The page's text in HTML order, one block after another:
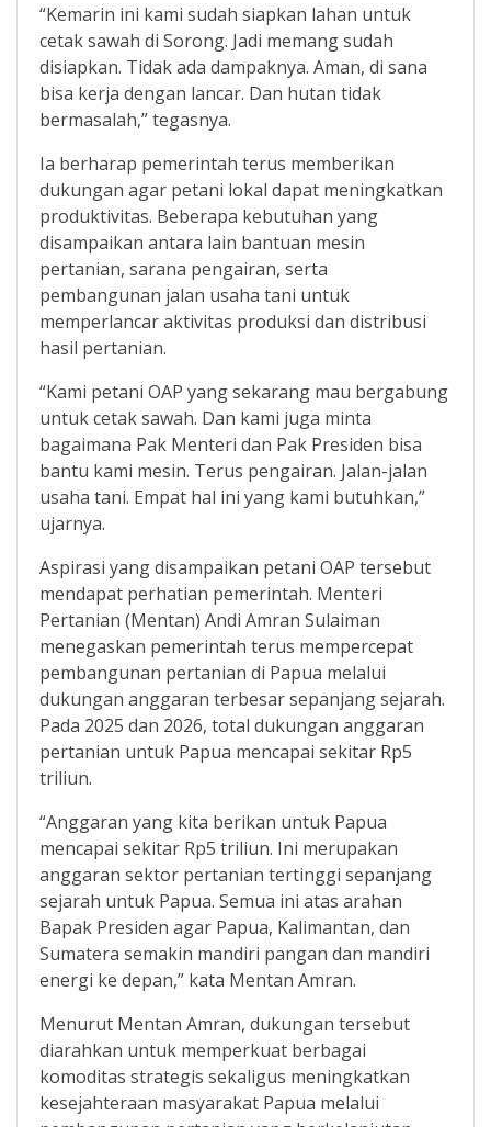
“Kemarin ini kami sudah siapkan lahan untuk
cetak sawah di Sorong. Jadi memang sudah
disiapkan. Tidak ada dampaknya. Aman, di sana
bisa kerja dengan lancar. Dan hutan tidak
bermasalah,” tegasnya.
Ia berharap pemerintah terus memberikan
dukungan agar petani lokal dapat meningkatkan
produktivitas. Beberapa kebutuhan yang
disampaikan antara lain bantuan mesin
pertanian, sarana pengairan, serta
pembangunan jalan usaha tani untuk
memperlancar aktivitas produksi dan distribusi
hasil pertanian.
“Kami petani OAP yang sekarang mau bergabung
untuk cetak sawah. Dan kami juga minta
bagaimana Pak Menteri dan Pak Presiden bisa
bantu kami mesin. Terus pengairan. Jalan-jalan
usaha tani. Empat hal ini yang kami butuhkan,”
ujarnya.
Aspirasi yang disampaikan petani OAP tersebut
mendapat perhatian pemerintah. Menteri
Pertanian (Mentan) Andi Amran Sulaiman
menegaskan pemerintah terus mempercepat
pembangunan pertanian di Papua melalui
dukungan anggaran terbesar sepanjang sejarah.
Pada 2025 dan 2026, total dukungan anggaran
pertanian untuk Papua mencapai sekitar Rp5
triliun.
“Anggaran yang kita berikan untuk Papua
mencapai sekitar Rp5 triliun. Ini merupakan
anggaran sektor pertanian tertinggi sepanjang
sejarah untuk Papua. Semua ini atas arahan
Bapak Presiden agar Papua, Kalimantan, dan
Sumatera semakin mandiri pangan dan mandiri
energi ke depan,” kata Mentan Amran.
Menurut Mentan Amran, dukungan tersebut
diarahkan untuk memperkuat berbagai
komoditas strategis sekaligus meningkatkan
kesejahteraan masyarakat Papua melalui